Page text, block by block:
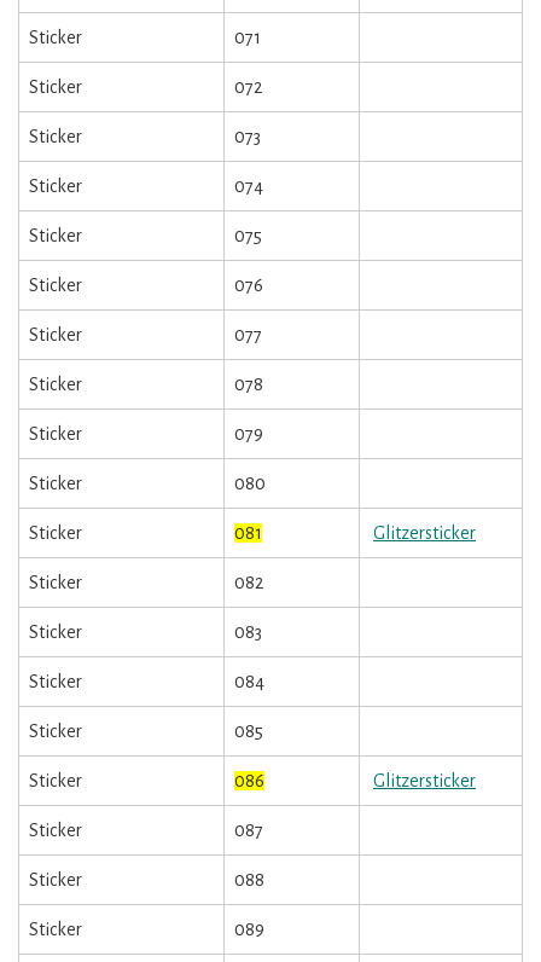
Sticker 071
Sticker 072
Sticker 073
Sticker 074
Sticker 075
Sticker 076
Sticker 077
Sticker 078
Sticker 079
Sticker 080
Sticker 081 Glitzersticker
Sticker 082
Sticker 083
Sticker 084
Sticker 085
Sticker 086 Glitzersticker
Sticker 087
Sticker 088
Sticker 089